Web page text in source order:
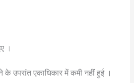
।
के उपरांत एकाधिकार में कमी नहीं हुई ।